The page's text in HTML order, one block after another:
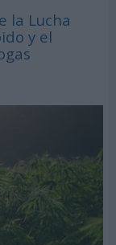
la Lucha
y el